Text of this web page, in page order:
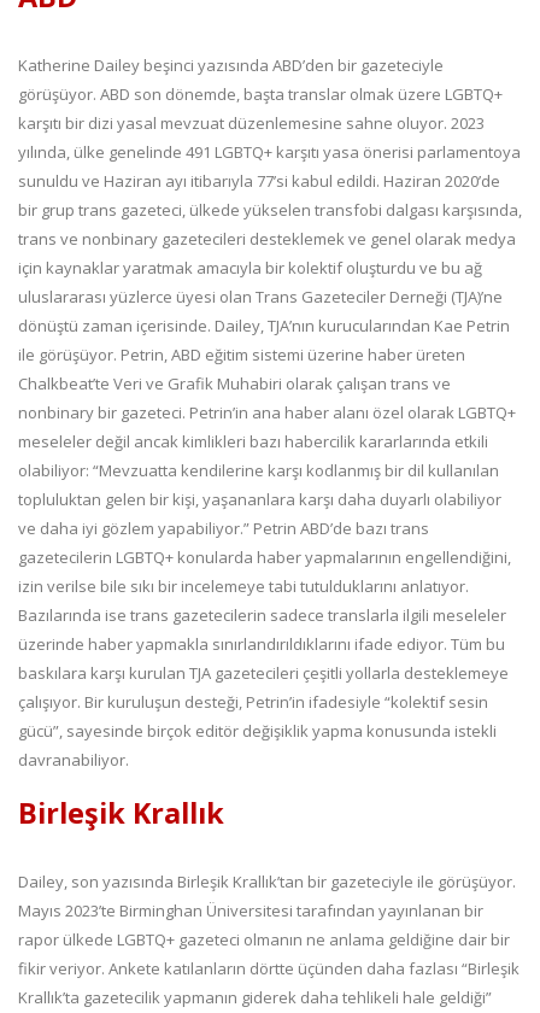
Katherine Dailey beşinci yazısında ABD’den bir gazeteciyle
görüşüyor. ABD son dönemde, başta translar olmak üzere LGBTQ+
karşıtı bir dizi yasal mevzuat düzenlemesine sahne oluyor. 2023
yılında, ülke genelinde 491 LGBTQ+ karşıtı yasa önerisi parlamentoya
sunuldu ve Haziran ayı itibarıyla 77’si kabul edildi. Haziran 2020’de
bir grup trans gazeteci, ülkede yükselen transfobi dalgası karşısında,
trans ve nonbinary gazetecileri desteklemek ve genel olarak medya
için kaynaklar yaratmak amacıyla bir kolektif oluşturdu ve bu ağ
uluslararası yüzlerce üyesi olan Trans Gazeteciler Derneği (TJA)’ne
dönüştü zaman içerisinde. Dailey, TJA’nın kurucularından Kae Petrin
ile görüşüyor. Petrin, ABD eğitim sistemi üzerine haber üreten
Chalkbeat’te Veri ve Grafik Muhabiri olarak çalışan trans ve
nonbinary bir gazeteci. Petrin’in ana haber alanı özel olarak LGBTQ+
meseleler değil ancak kimlikleri bazı habercilik kararlarında etkili
olabiliyor: “Mevzuatta kendilerine karşı kodlanmış bir dil kullanılan
topluluktan gelen bir kişi, yaşananlara karşı daha duyarlı olabiliyor
ve daha iyi gözlem yapabiliyor.” Petrin ABD’de bazı trans
gazetecilerin LGBTQ+ konularda haber yapmalarının engellendiğini,
izin verilse bile sıkı bir incelemeye tabi tutulduklarını anlatıyor.
Bazılarında ise trans gazetecilerin sadece translarla ilgili meseleler
üzerinde haber yapmakla sınırlandırıldıklarını ifade ediyor. Tüm bu
baskılara karşı kurulan TJA gazetecileri çeşitli yollarla desteklemeye
çalışıyor. Bir kuruluşun desteği, Petrin’in ifadesiyle “kolektif sesin
gücü”, sayesinde birçok editör değişiklik yapma konusunda istekli
davranabiliyor.
Birleşik Krallık
Dailey, son yazısında Birleşik Krallık’tan bir gazeteciyle ile görüşüyor.
Mayıs 2023’te Birminghan Üniversitesi tarafından yayınlanan bir
rapor ülkede LGBTQ+ gazeteci olmanın ne anlama geldiğine dair bir
fikir veriyor. Ankete katılanların dörtte üçünden daha fazlası “Birleşik
Krallık’ta gazetecilik yapmanın giderek daha tehlikeli hale geldiği”